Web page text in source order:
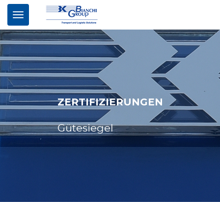
ZERTIFIZIERUNGEN
Gütesiegel